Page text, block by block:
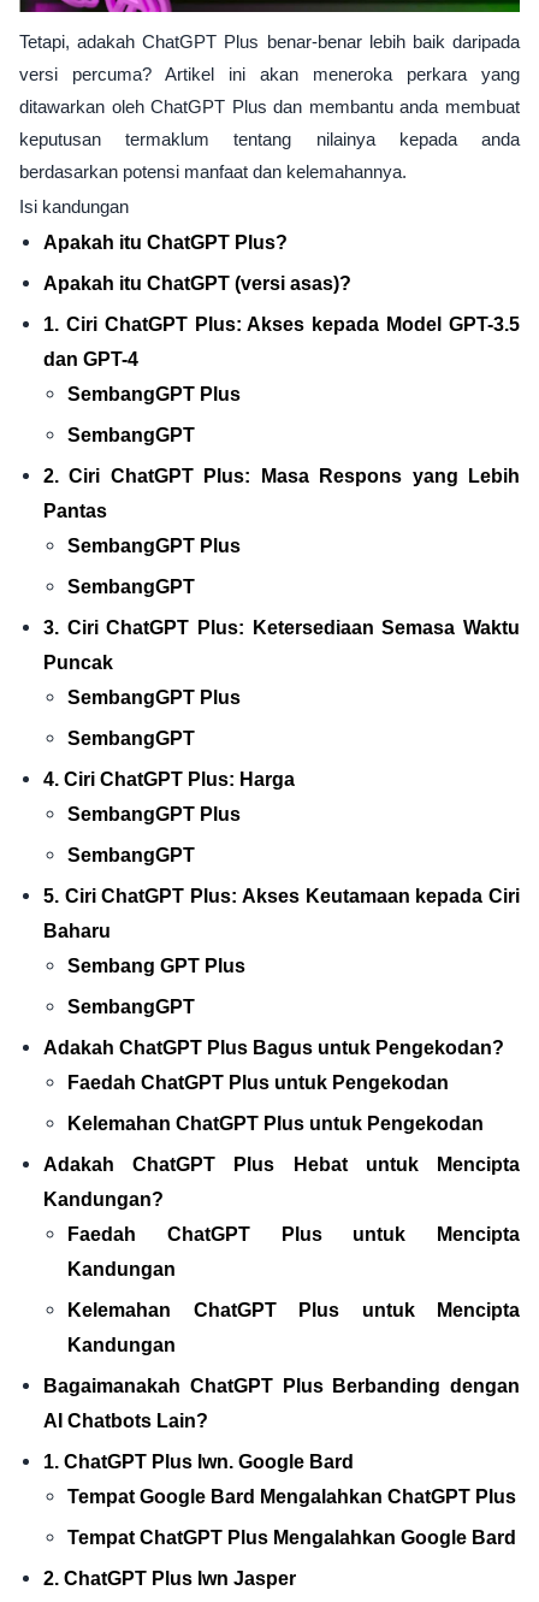
Tetapi, adakah ChatGPT Plus benar-benar lebih baik daripada
versi percuma? Artikel ini akan meneroka perkara yang
ditawarkan oleh ChatGPT Plus dan membantu anda membuat
keputusan termaklum tentang nilainya kepada anda
berdasarkan potensi manfaat dan kelemahannya.
Isi kandungan
Apakah itu ChatGPT Plus?
Apakah itu ChatGPT (versi asas)?
1. Ciri ChatGPT Plus: Akses kepada Model GPT-3.5
dan GPT-4
SembangGPT Plus
SembangGPT
2. Ciri ChatGPT Plus: Masa Respons yang Lebih
Pantas
SembangGPT Plus
SembangGPT
3. Ciri ChatGPT Plus: Ketersediaan Semasa Waktu
Puncak
SembangGPT Plus
SembangGPT
4. Ciri ChatGPT Plus: Harga
SembangGPT Plus
SembangGPT
5. Ciri ChatGPT Plus: Akses Keutamaan kepada Ciri
Baharu
Sembang GPT Plus
SembangGPT
Adakah ChatGPT Plus Bagus untuk Pengekodan?
Faedah ChatGPT Plus untuk Pengekodan
Kelemahan ChatGPT Plus untuk Pengekodan
Adakah ChatGPT Plus Hebat untuk Mencipta
Kandungan?
Faedah ChatGPT Plus untuk Mencipta
Kandungan
Kelemahan ChatGPT Plus untuk Mencipta
Kandungan
Bagaimanakah ChatGPT Plus Berbanding dengan
AI Chatbots Lain?
1. ChatGPT Plus lwn. Google Bard
Tempat Google Bard Mengalahkan ChatGPT Plus
Tempat ChatGPT Plus Mengalahkan Google Bard
2. ChatGPT Plus lwn Jasper